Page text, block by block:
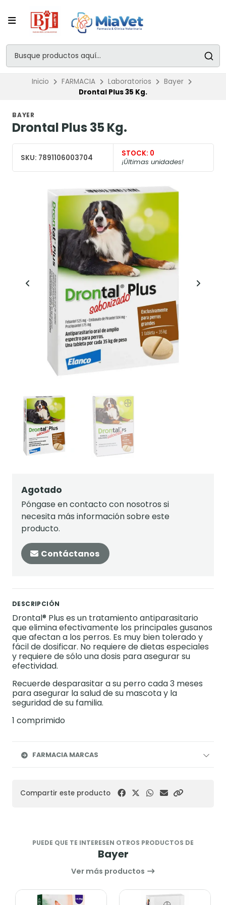
Inicio FARMACIA Laboratorios
Bayer
Drontal Plus 35 Kg.
BAYER
Drontal Plus 35 Kg.
SKU: 7891106003704 STOCK: 0
¡Últimas unidades!
Agotado
Póngase en contacto con nosotros si
necesita más información sobre este
producto.
Contáctanos
DESCRIPCIÓN
Drontal® Plus es un tratamiento antiparasitario
que elimina efectivamente los principales gusanos
que afectan a los perros. Es muy bien tolerado y
fácil de dosificar. No requiere de dietas especiales
y requiere de sólo una dosis para asegurar su
efectividad.
Recuerde desparasitar a su perro cada 3 meses
para asegurar la salud de su mascota y la
seguridad de su familia.
1 comprimido
FARMACIA MARCAS
Compartir este producto
PUEDE QUE TE INTERESEN OTROS PRODUCTOS DE
Bayer
Ver más productos